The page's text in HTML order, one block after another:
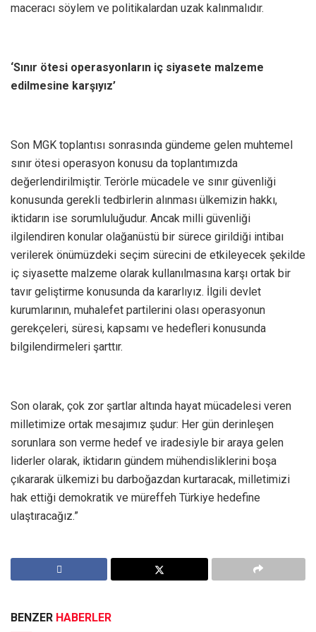
maceracı söylem ve politikalardan uzak kalınmalıdır.
‘Sınır ötesi operasyonların iç siyasete malzeme
edilmesine karşıyız’
Son MGK toplantısı sonrasında gündeme gelen muhtemel
sınır ötesi operasyon konusu da toplantımızda
değerlendirilmiştir. Terörle mücadele ve sınır güvenliği
konusunda gerekli tedbirlerin alınması ülkemizin hakkı,
iktidarın ise sorumluluğudur. Ancak milli güvenliği
ilgilendiren konular olağanüstü bir sürece girildiği intibaı
verilerek önümüzdeki seçim sürecini de etkileyecek şekilde
iç siyasette malzeme olarak kullanılmasına karşı ortak bir
tavır geliştirme konusunda da kararlıyız. İlgili devlet
kurumlarının, muhalefet partilerini olası operasyonun
gerekçeleri, süresi, kapsamı ve hedefleri konusunda
bilgilendirmeleri şarttır.
Son olarak, çok zor şartlar altında hayat mücadelesi veren
milletimize ortak mesajımız şudur: Her gün derinleşen
sorunlara son verme hedef ve iradesiyle bir araya gelen
liderler olarak, iktidarın gündem mühendisliklerini boşa
çıkararak ülkemizi bu darboğazdan kurtaracak, milletimizi
hak ettiği demokratik ve müreffeh Türkiye hedefine
ulaştıracağız.”
BENZER HABERLER